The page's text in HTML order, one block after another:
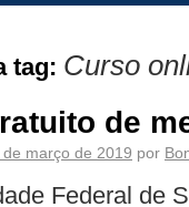
tag: Curso
de
de março de 2019 por
Federal de